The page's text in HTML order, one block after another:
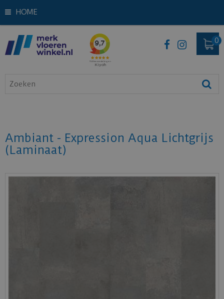
HOME
Ambiant - Expression Aqua Lichtgrijs
(Laminaat)